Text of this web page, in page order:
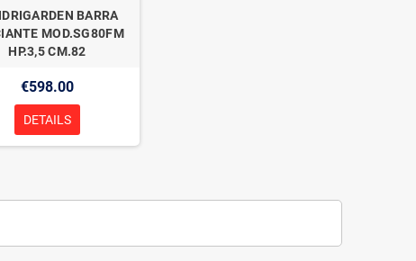
BARRA
MOD.SG80FM
HP.3,5 CM.82
€598.00
DETAILS